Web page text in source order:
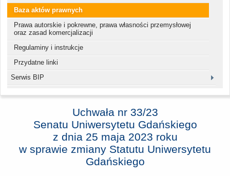
Baza aktów prawnych
Prawa autorskie i pokrewne, prawa własności przemysłowej
oraz zasad komercjalizacji
Regulaminy i instrukcje
Przydatne linki
Serwis BIP
Uchwała nr 33/23
Senatu Uniwersytetu Gdańskiego
z dnia 25 maja 2023 roku
w sprawie zmiany Statutu Uniwersytetu
Gdańskiego